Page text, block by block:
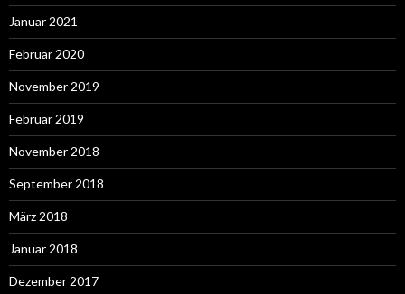
Januar 2021
Februar 2020
November 2019
Februar 2019
November 2018
September 2018
März 2018
Januar 2018
Dezember 2017